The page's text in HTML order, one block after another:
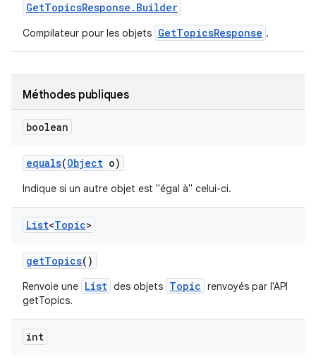
GetTopicsResponse . Builder
Compilateur pour les objets GetTopicsResponse .
Méthodes publiques
boolean
equals(Object o)
Indique si un autre objet est "égal à" celui-ci.
List<Topic>
getTopics()
Renvoie une List des objets Topic renvoyés par l'API
getTopics.
int